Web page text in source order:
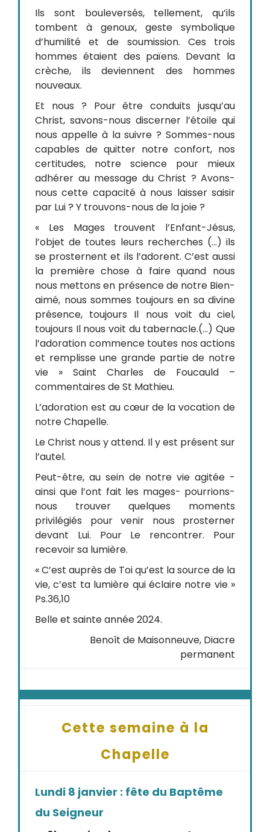
Ils sont bouleversés, tellement, qu’ils
tombent à genoux, geste symbolique
d’humilité et de soumission. Ces trois
hommes étaient des païens. Devant la
crèche, ils deviennent des hommes
nouveaux.
Et nous ? Pour être conduits jusqu’au
Christ, savons-nous discerner l’étoile qui
nous appelle à la suivre ? Sommes-nous
capables de quitter notre confort, nos
certitudes, notre science pour mieux
adhérer au message du Christ ? Avons-
nous cette capacité à nous laisser saisir
par Lui ? Y trouvons-nous de la joie ?
« Les Mages trouvent l’Enfant-Jésus,
l’objet de toutes leurs recherches (…) ils
se prosternent et ils l’adorent. C’est aussi
la première chose à faire quand nous
nous mettons en présence de notre Bien-
aimé, nous sommes toujours en sa divine
présence, toujours Il nous voit du ciel,
toujours Il nous voit du tabernacle.(…) Que
l’adoration commence toutes nos actions
et remplisse une grande partie de notre
vie » Saint Charles de Foucauld –
commentaires de St Mathieu.
L’adoration est au cœur de la vocation de
notre Chapelle.
Le Christ nous y attend. Il y est présent sur
l’autel.
Peut-être, au sein de notre vie agitée -
ainsi que l’ont fait les mages- pourrions-
nous trouver quelques moments
privilégiés pour venir nous prosterner
devant Lui. Pour Le rencontrer. Pour
recevoir sa lumière.
« C’est auprès de Toi qu’est la source de la
vie, c’est ta lumière qui éclaire notre vie »
Ps.36,10
Belle et sainte année 2024.
Benoît de Maisonneuve, Diacre
permanent
Cette semaine à la
Chapelle
Lundi 8 janvier : fête du Baptême
du Seigneur